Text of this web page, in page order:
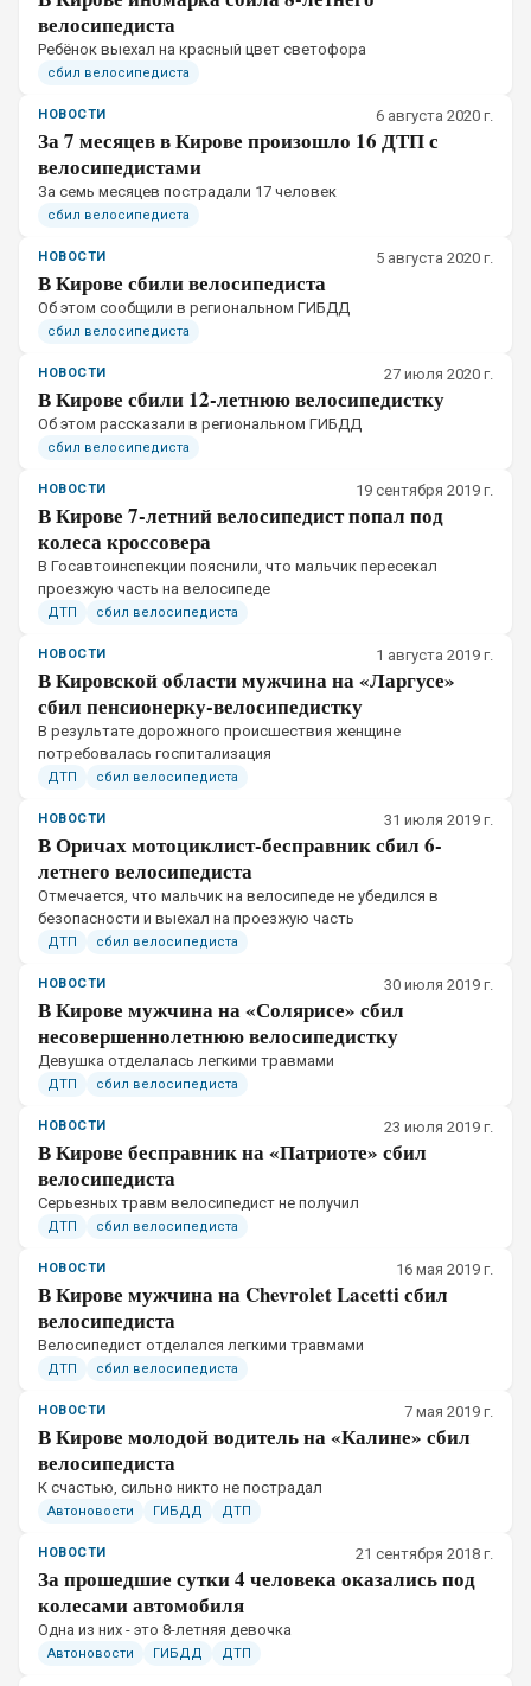
велосипедиста
Ребёнок выехал на красный цвет светофора
сбил велосипедиста
НОВОСТИ 6 августа 2020 г.
За 7 месяцев в Кирове произошло 16 ДТП с
велосипедистами
За семь месяцев пострадали 17 человек
сбил велосипедиста
НОВОСТИ 5 августа 2020 г.
В Кирове сбили велосипедиста
Об этом сообщили в региональном ГИБДД
сбил велосипедиста
НОВОСТИ 27 июля 2020 г.
В Кирове сбили 12-летнюю велосипедистку
Об этом рассказали в региональном ГИБДД
сбил велосипедиста
НОВОСТИ 19 сентября 2019 г.
В Кирове 7-летний велосипедист попал под
колеса кроссовера
​В Госавтоинспекции пояснили, что мальчик пересекал
проезжую часть на велосипеде
ДТП сбил велосипедиста
НОВОСТИ 1 августа 2019 г.
В Кировской области мужчина на «Ларгусе»
сбил пенсионерку-велосипедистку
​В результате дорожного происшествия женщине
потребовалась госпитализация
ДТП сбил велосипедиста
НОВОСТИ 31 июля 2019 г.
В Оричах мотоциклист-бесправник сбил 6-
летнего велосипедиста
​Отмечается, что мальчик на велосипеде не убедился в
безопасности и выехал на проезжую часть
ДТП сбил велосипедиста
НОВОСТИ 30 июля 2019 г.
В Кирове мужчина на «Солярисе» сбил
несовершеннолетнюю велосипедистку
​Девушка отделалась легкими травмами
ДТП сбил велосипедиста
НОВОСТИ 23 июля 2019 г.
В Кирове бесправник на «Патриоте» сбил
велосипедиста
​Серьезных травм велосипедист не получил
ДТП сбил велосипедиста
НОВОСТИ 16 мая 2019 г.
В Кирове мужчина на Chevrolet Lacetti сбил
велосипедиста
Велосипедист отделался легкими травмами
ДТП сбил велосипедиста
НОВОСТИ 7 мая 2019 г.
В Кирове молодой водитель на «Калине» сбил
велосипедиста
​К счастью, сильно никто не пострадал
Автоновости ГИБДД ДТП
НОВОСТИ 21 сентября 2018 г.
За прошедшие сутки 4 человека оказались под
колесами автомобиля
Одна из них - это 8-летняя девочка
Автоновости ГИБДД ДТП